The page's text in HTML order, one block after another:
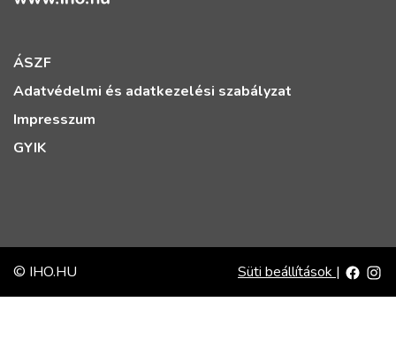
ÁSZF
Adatvédelmi és adatkezelési szabályzat
Impresszum
GYIK
© IHO.HU Süti beállítások |